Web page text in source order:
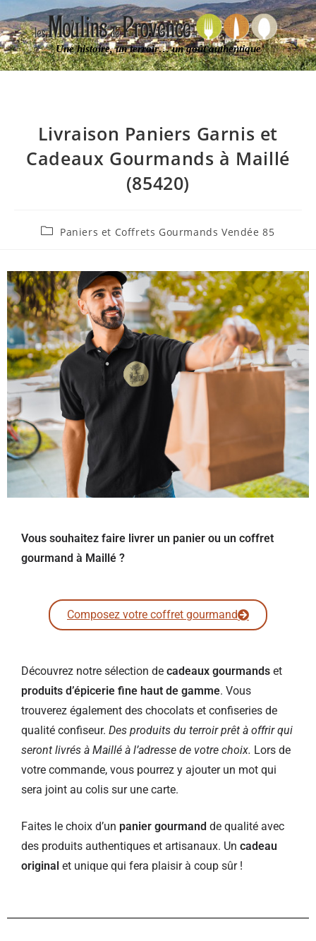
Une histoire, un terroir… un goût authentique
Livraison Paniers Garnis et
Cadeaux Gourmands à Maillé
(85420)
Paniers et Coffrets Gourmands Vendée 85
Vous souhaitez faire livrer un panier ou un coffret
gourmand à Maillé ?
Composez votre coffret gourmand
Découvrez notre sélection de cadeaux gourmands et
produits d’épicerie fine haut de gamme. Vous
trouverez également des chocolats et confiseries de
qualité confiseur. Des produits du terroir prêt à offrir qui
seront livrés à Maillé à l’adresse de votre choix. Lors de
votre commande, vous pourrez y ajouter un mot qui
sera joint au colis sur une carte.
Faites le choix d’un panier gourmand de qualité avec
des produits authentiques et artisanaux. Un cadeau
original et unique qui fera plaisir à coup sûr !